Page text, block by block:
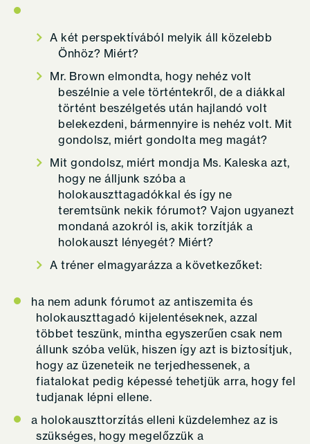
A két perspektívából melyik áll közelebb
Önhöz? Miért?
Mr. Brown elmondta, hogy nehéz volt
beszélnie a vele történtekről, de a diákkal
történt beszélgetés után hajlandó volt
belekezdeni, bármennyire is nehéz volt. Mit
gondolsz, miért gondolta meg magát?
Mit gondolsz, miért mondja Ms. Kaleska azt,
hogy ne álljunk szóba a
holokauszttagadókkal és így ne
teremtsünk nekik fórumot? Vajon ugyanezt
mondaná azokról is, akik torzítják a
holokauszt lényegét? Miért?
A tréner elmagyarázza a következőket:
ha nem adunk fórumot az antiszemita és
holokauszttagadó kijelentéseknek, azzal
többet teszünk, mintha egyszerűen csak nem
állunk szóba velük, hiszen így azt is biztosítjuk,
hogy az üzeneteik ne terjedhessenek, a
fiatalokat pedig képessé tehetjük arra, hogy fel
tudjanak lépni ellene.
a holokauszttorzítás elleni küzdelemhez az is
szükséges, hogy megelőzzük a